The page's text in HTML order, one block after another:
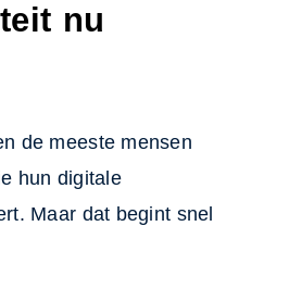
nu
de meeste mensen
hun digitale
Maar dat begint snel